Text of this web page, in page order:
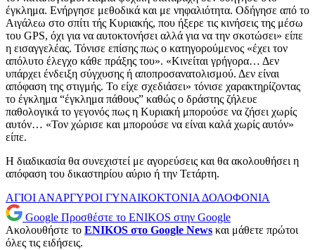
έγκλημα. Ενήργησε μεθοδικά και με νηφαλιότητα. Οδήγησε από το
Αιγάλεω στο σπίτι τής Κυριακής, που ήξερε τις κινήσεις της μέσω
του GPS, όχι για να αυτοκτονήσει αλλά για να την σκοτώσει» είπε
η εισαγγελέας. Τόνισε επίσης πως ο κατηγορούμενος «έχει τον
απόλυτο έλεγχο κάθε πράξης του». «Κινείται γρήγορα… Δεν
υπάρχει ένδειξη σύγχυσης ή αποπροσανατολισμού. Δεν είναι
απόφαση της στιγμής. Το είχε σχεδιάσει» τόνισε χαρακτηρίζοντας
το έγκλημα “έγκλημα πάθους” καθώς ο δράστης ζήλευε
παθολογικά το γεγονός πως η Κυριακή μπορούσε να ζήσει χωρίς
αυτόν… «Τον χώρισε και μπορούσε να είναι καλά χωρίς αυτόν»
είπε.
Η διαδικασία θα συνεχιστεί με αγορεύσεις και θα ακολουθήσει η
απόφαση του δικαστηρίου αύριο ή την Τετάρτη.
ΑΓΙΟΙ ΑΝΑΡΓΥΡΟΙ ΓΥΝΑΙΚΟΚΤΟΝΙΑ ΔΟΛΟΦΟΝΙΑ
Google Προσθέστε το ENIKOS στην Google
Ακολουθήστε το ENIKOS στο Google News και μάθετε πρώτοι
όλες τις ειδήσεις.